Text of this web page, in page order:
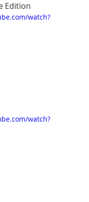
Edition
watch?
watch?